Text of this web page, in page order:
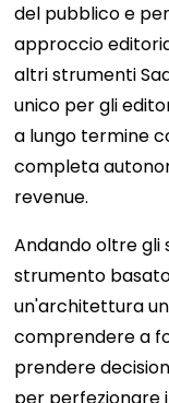
del pubblico e
approccio
altri strumenti
unico per gli
a lungo termine
completa
revenue.
Andando oltre
strumento
un'architettura
comprendere a
prendere